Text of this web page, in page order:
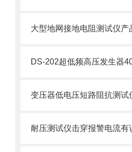
变压器低电压短路阻抗测试